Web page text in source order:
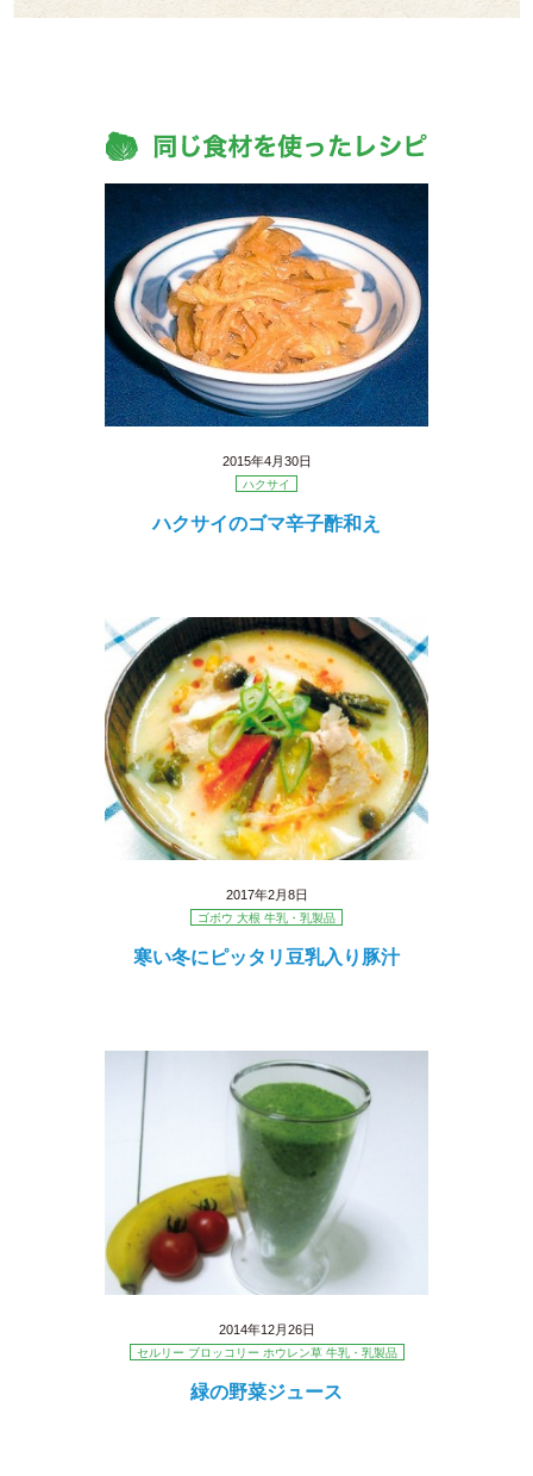
2015年4月30日
ハクサイ
ハクサイのゴマ辛子酢和え
2017年2月8日
ゴボウ 大根 牛乳・乳製品
寒い冬にピッタリ豆乳入り豚汁
2014年12月26日
セルリー ブロッコリー ホウレン草 牛乳・乳製品
緑の野菜ジュース